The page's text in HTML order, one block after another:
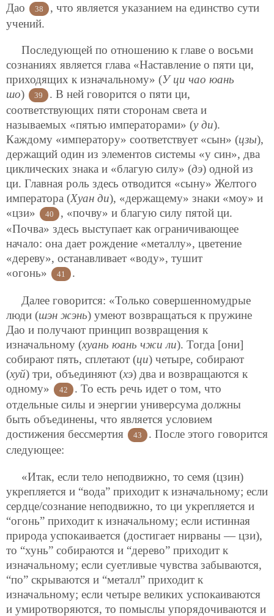
Дао
38
, что является указанием на единство сути
учений.
Последующей по отношению к главе о восьми
сознаниях является глава «Наставление о пяти ци,
приходящих к изначальному» (У ци чао юань
шо) 39
. В ней говорится о пяти ци,
соответствующих пяти сторонам света и
называемых «пятью императорами» (у ди).
Каждому «императору» соответствует «сын» (цзы),
держащий один из элементов системы «у син», два
циклических знака и «благую силу» (дэ) одной из
ци. Главная роль здесь отводится «сыну» Желтого
императора (Хуан ди), «держащему» знаки «моу» и
«цзи»
40
, «почву» и благую силу пятой ци.
«Почва» здесь выступает как ограничивающее
начало: она дает рождение «металлу», цветение
«дереву», останавливает «воду», тушит
«огонь»
41 .
Далее говорится: «Только совершенномудрые
люди (шэн жэнь) умеют возвращаться к пружине
Дао и получают принцип возвращения к
изначальному (хуань юань чжи ли). Тогда [они]
собирают пять, сплетают (ци) четыре, собирают
(хуй) три, объединяют (хэ) два и возвращаются к
одному»
42
. То есть речь идет о том, что
отдельные силы и энергии универсума должны
быть объединены, что является условием
достижения бессмертия
43
. После этого говорится
следующее:
«Итак, если тело неподвижно, то семя (цзин)
укрепляется и “вода” приходит к изначальному; если
сердце/сознание неподвижно, то ци укрепляется и
“огонь” приходит к изначальному; если истинная
природа успокаивается (достигает нирваны — цзи),
то “хунь” собираются и “дерево” приходит к
изначальному; если суетливые чувства забываются,
“по” скрываются и “металл” приходит к
изначальному; если четыре великих успокаиваются
и умиротворяются, то помыслы упорядочиваются и